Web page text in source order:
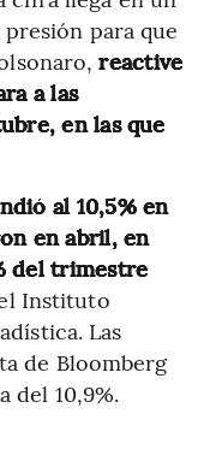
para que
reactive
a las
en las que
al 10,5% en
en abril, en
del trimestre
Instituto
Las
de Bloomberg
del 10,9%.